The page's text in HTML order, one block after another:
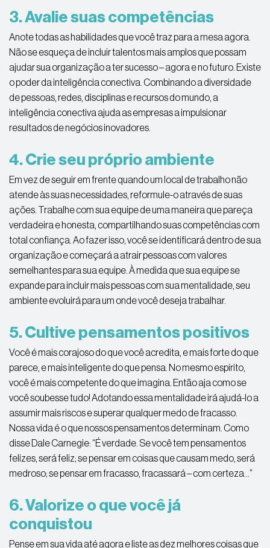
3. Avalie suas competências
Anote todas as habilidades que você traz para a mesa agora.
Não se esqueça de incluir talentos mais amplos que possam
ajudar sua organização a ter sucesso – agora e no futuro. Existe
o poder da inteligência conectiva. Combinando a diversidade
de pessoas, redes, disciplinas e recursos do mundo, a
inteligência conectiva ajuda as empresas a impulsionar
resultados de negócios inovadores.
4. Crie seu próprio ambiente
Em vez de seguir em frente quando um local de trabalho não
atende às suas necessidades, reformule-o através de suas
ações. Trabalhe com sua equipe de uma maneira que pareça
verdadeira e honesta, compartilhando suas competências com
total confiança. Ao fazer isso, você se identificará dentro de sua
organização e começará a atrair pessoas com valores
semelhantes para sua equipe. À medida que sua equipe se
expande para incluir mais pessoas com sua mentalidade, seu
ambiente evoluirá para um onde você deseja trabalhar.
5. Cultive pensamentos positivos
Você é mais corajoso do que você acredita, e mais forte do que
parece, e mais inteligente do que pensa. No mesmo espírito,
você é mais competente do que imagina. Então aja como se
você soubesse tudo! Adotando essa mentalidade irá ajudá-lo a
assumir mais riscos e superar qualquer medo de fracasso.
Nossa vida é o que nossos pensamentos determinam. Como
disse Dale Carnegie: “É verdade. Se você tem pensamentos
felizes, será feliz; se pensar em coisas que causam medo, será
medroso; se pensar em fracasso, fracassará – com certeza…”
6. Valorize o que você já
conquistou
Pense em sua vida até agora e liste as dez melhores coisas que